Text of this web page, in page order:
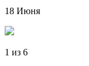
18 Июня
1 из 6